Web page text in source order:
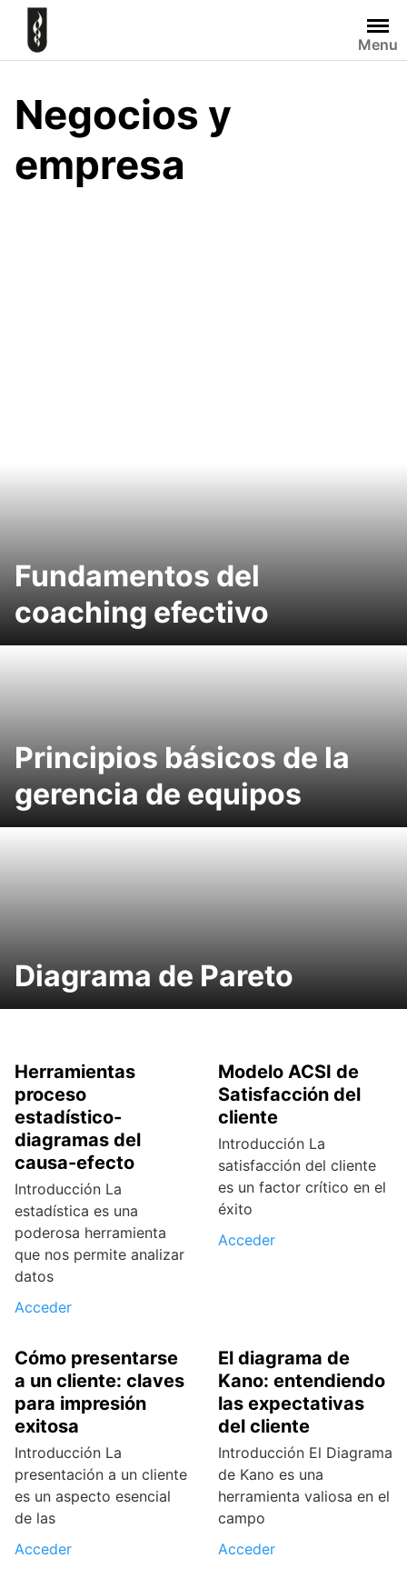
Skip
content
Menu
Negocios y
empresa
Fundamentos del
coaching efectivo
Principios básicos de la
gerencia de equipos
Diagrama de Pareto
Herramientas
proceso
estadístico-
diagramas del
causa-efecto
Introducción La
estadística es una
poderosa herramienta
que nos permite analizar
datos
Acceder
Modelo ACSI de
Satisfacción del
cliente
Introducción La
satisfacción del cliente
es un factor crítico en el
éxito
Acceder
Cómo presentarse
a un cliente: claves
para impresión
exitosa
Introducción La
presentación a un cliente
es un aspecto esencial
de las
Acceder
El diagrama de
Kano: entendiendo
las expectativas
del cliente
Introducción El Diagrama
de Kano es una
herramienta valiosa en el
campo
Acceder